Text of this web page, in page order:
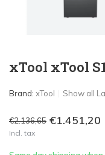
xTool xTool
Brand: xTool Show all
€2.136,65 €1.451,20
Incl. tax